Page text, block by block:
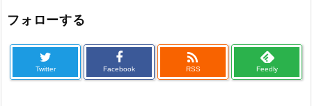
フォローする
Twitter Facebook

RSS Feedly